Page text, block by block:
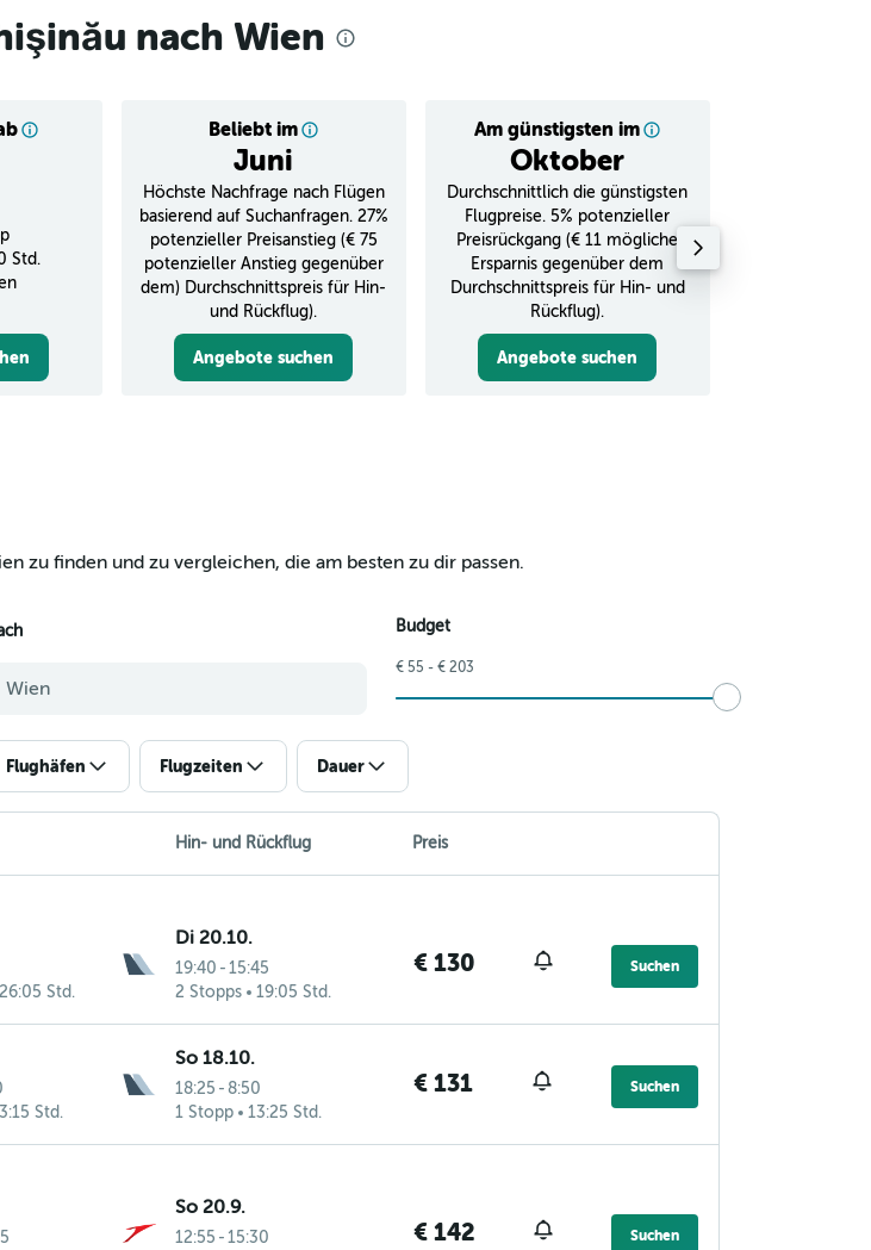
nach Wien
Beliebt im
Juni
Am günstigsten im
Oktober
Std.
Höchste Nachfrage nach Flügen
basierend auf Suchanfragen. 27%
potenzieller Preisanstieg (€ 75
potenzieller Anstieg gegenüber
dem) Durchschnittspreis für Hin-
und Rückflug).
Angebote suchen
Durchschnittlich die günstigsten
Flugpreise. 5% potenzieller
Preisrückgang (€ 11 mögliche
Ersparnis gegenüber dem
Durchschnittspreis für Hin- und
Rückflug).
Angebote suchen
zu finden und zu vergleichen, die am besten zu dir passen.
Budget
€ 55 - € 203
Flughäfen Flugzeiten Dauer
Hin- und Rückflug Preis
26:05 Std.
Di 20.10.
19:40 - 15:45
2 Stopps
19:05 Std.
€ 130 Suchen
Std.
So 18.10.
18:25 - 8:50
1 Stopp
13:25 Std.
€ 131 Suchen
So 20.9.
12:55 - 15:30
€ 142 Suchen